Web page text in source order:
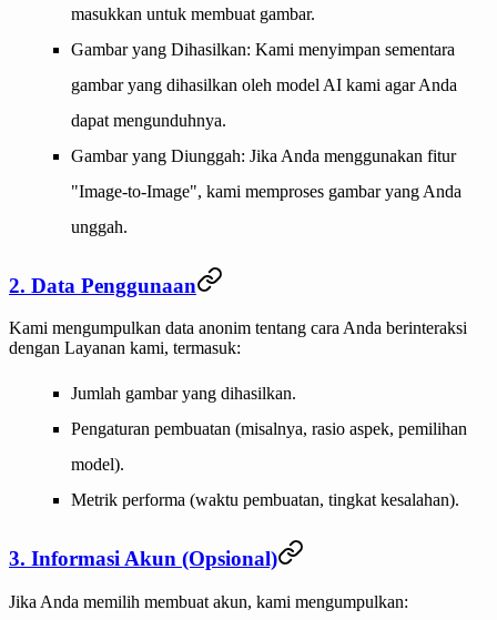
masukkan untuk membuat gambar.
Gambar yang Dihasilkan: Kami menyimpan sementara
gambar yang dihasilkan oleh model AI kami agar Anda
dapat mengunduhnya.
Gambar yang Diunggah: Jika Anda menggunakan fitur
"Image-to-Image", kami memproses gambar yang Anda
unggah.
2. Data Penggunaan
Kami mengumpulkan data anonim tentang cara Anda berinteraksi
dengan Layanan kami, termasuk:
Jumlah gambar yang dihasilkan.
Pengaturan pembuatan (misalnya, rasio aspek, pemilihan
model).
Metrik performa (waktu pembuatan, tingkat kesalahan).
3. Informasi Akun (Opsional)
Jika Anda memilih membuat akun, kami mengumpulkan: